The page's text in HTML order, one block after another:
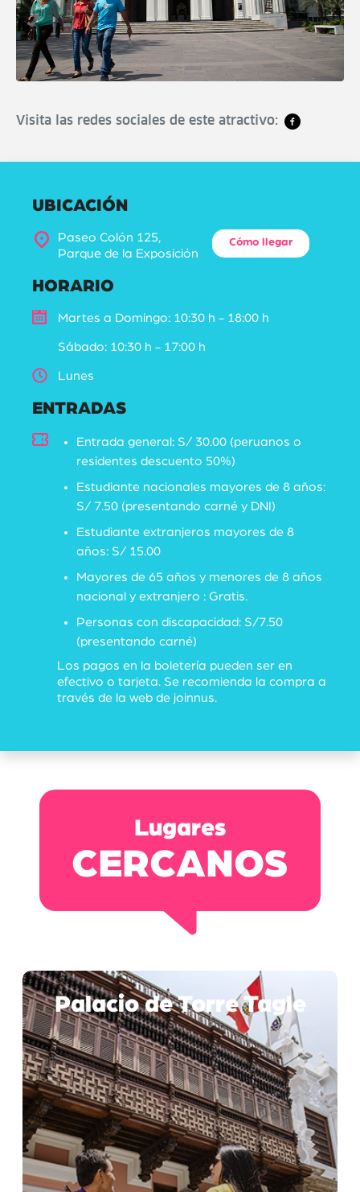
Visita las redes sociales de este atractivo:
UBICACIÓN
Paseo Colón 125,
Parque de la Exposición
Cómo llegar
HORARIO
Martes a Domingo: 10:30 h - 18:00 h
Sábado: 10:30 h - 17:00 h
Lunes
ENTRADAS
Entrada general: S/ 30.00 (peruanos o
residentes descuento 50%)
Estudiante nacionales mayores de 8 años:
S/ 7.50 (presentando carné y DNI)
Estudiante extranjeros mayores de 8
años: S/ 15.00
Mayores de 65 años y menores de 8 años
nacional y extranjero : Gratis.
Personas con discapacidad: S/7.50
(presentando carné)
Los pagos en la boletería pueden ser en
efectivo o tarjeta. Se recomienda la compra a
través de la web de joinnus.
Lugares
CERCANOS
Palacio de Torre Tagle